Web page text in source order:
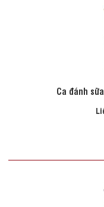
Ca đánh